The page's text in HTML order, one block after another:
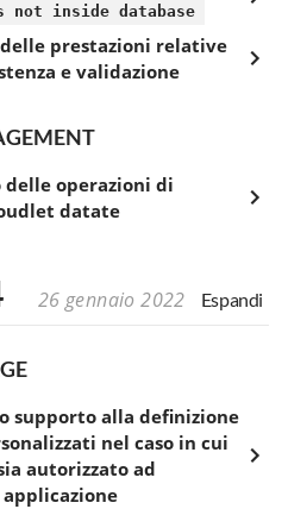
not inside database
prestazioni relative
e validazione
operazioni di
datate
26 gennaio 2022 Espandi
supporto alla definizione
nel caso in cui
autorizzato ad